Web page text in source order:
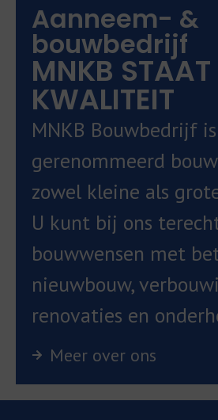
Aanneem- &
bouwbedrijf
MNKB
KWALITEIT
MNKB Bouwbedrijf
gerenommeerd
zowel kleine als
U kunt bij ons
bouwwensen met
nieuwbouw,
renovaties en
Meer over ons